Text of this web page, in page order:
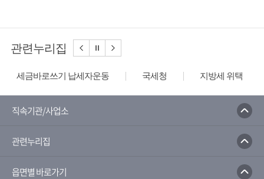
관련누리집
세금바로쓰기 납세자운동 국세청 지방세 위택스
직속기관/사업소
관련누리집
읍면별 바로가기